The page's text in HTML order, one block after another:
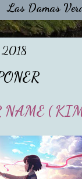
Las Damas
2018
NAME (